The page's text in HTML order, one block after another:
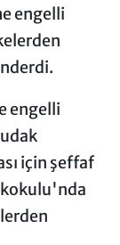
engelli
engelli
için şeffaf